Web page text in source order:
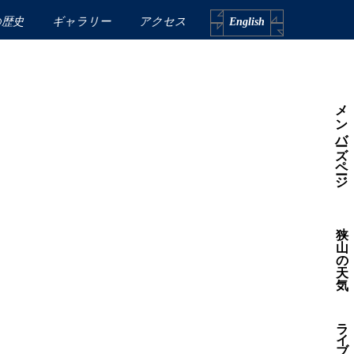
史 ギャラリー アクセス English
メンバーズページ
狭
山
の
天
気
ラ
イ
ブ